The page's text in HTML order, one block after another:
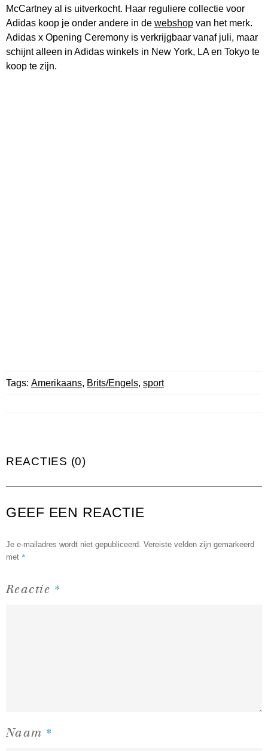
McCartney al is uitverkocht. Haar reguliere collectie voor
Adidas koop je onder andere in de webshop van het merk.
Adidas x Opening Ceremony is verkrijgbaar vanaf juli, maar
schijnt alleen in Adidas winkels in New York, LA en Tokyo te
koop te zijn.
Tags: Amerikaans, Brits/Engels, sport
REACTIES (0)
GEEF EEN REACTIE
Je e-mailadres wordt niet gepubliceerd. Vereiste velden zijn gemarkeerd
met *
Reactie *
Naam *